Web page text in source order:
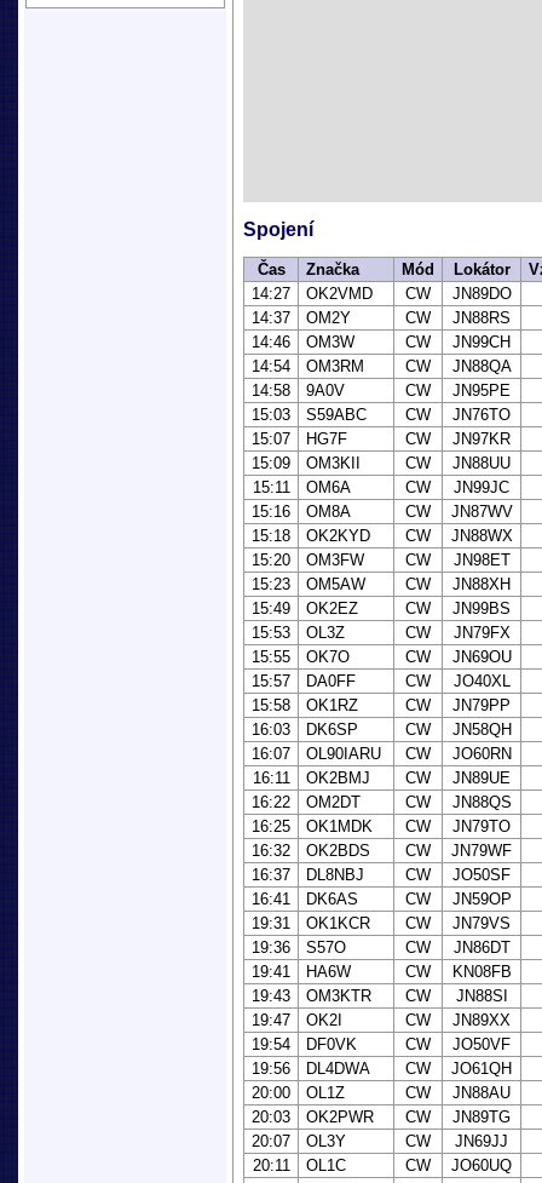
Spojení
Čas Značka Mód Lokátor
14:27
OK2VMD CW
JN89DO
14:37
OM2Y CW
JN88RS
14:46
OM3W CW
JN99CH
14:54
OM3RM CW
JN88QA
14:58
9A0V CW
JN95PE
15:03
S59ABC CW
JN76TO
15:07
HG7F CW
JN97KR
15:09
OM3KII CW
JN88UU
15:11
OM6A CW
JN99JC
15:16
OM8A CW
JN87WV
15:18
OK2KYD CW
JN88WX
15:20
OM3FW CW
JN98ET
15:23
OM5AW CW
JN88XH
15:49
OK2EZ CW
JN99BS
15:53
OL3Z CW
JN79FX
15:55
OK7O CW
JN69OU
15:57
DA0FF CW
JO40XL
15:58
OK1RZ CW
JN79PP
16:03
DK6SP CW
JN58QH
16:07
OL90IARU CW
JO60RN
16:11
OK2BMJ CW
JN89UE
16:22
OM2DT CW
JN88QS
16:25
OK1MDK CW
JN79TO
16:32
OK2BDS CW
JN79WF
16:37
DL8NBJ CW
JO50SF
16:41
DK6AS CW
JN59OP
19:31
OK1KCR CW
JN79VS
19:36
S57O CW
JN86DT
19:41
HA6W CW
KN08FB
19:43
OM3KTR CW
JN88SI
19:47
OK2I CW
JN89XX
19:54
DF0VK CW
JO50VF
19:56
DL4DWA CW
JO61QH
20:00
OL1Z CW
JN88AU
20:03
OK2PWR CW
JN89TG
20:07
OL3Y CW
JN69JJ
20:11
OL1C CW
JO60UQ